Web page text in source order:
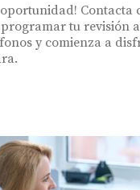
oportunidad! Contacta
tu revisión
y comienza a